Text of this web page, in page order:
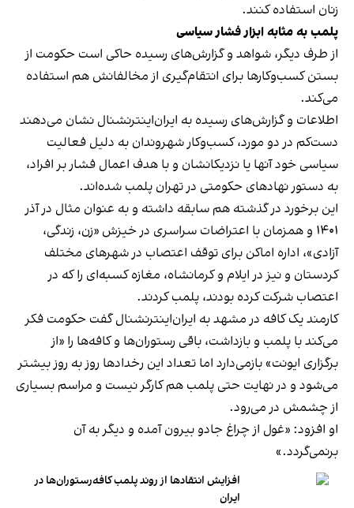
زنان استفاده کنند.
پلمب به مثابه ابزار فشار سیاسی
از طرف دیگر، شواهد و گزارش‌های رسیده حاکی است حکومت از
بستن کسب‌وکارها برای انتقام‌گیری از مخالفانش هم استفاده
می‌کند.
اطلاعات و گزارش‌های رسیده به ایران‌اینترنشنال نشان می‌دهند
دست‌کم در دو مورد، کسب‌وکار شهروندان به دلیل فعالیت
سیاسی خود آنها یا نزدیکانشان و با هدف اعمال فشار بر افراد،
به دستور نهادهای حکومتی در تهران پلمب شده‌اند.
این برخورد در گذشته هم سابقه داشته و به عنوان مثال در آذر
۱۴۰۱ و همزمان با اعتراضات سراسری در خیزش «زن، زندگی،
آزادی»، اداره اماکن برای توقف اعتصاب در شهرهای مختلف
کردستان و نیز در ایلام و کرمانشاه، مغازه کسبه‌ای را که در
اعتصاب شرکت کرده بودند، پلمب کردند.
کارمند یک کافه در مشهد به ایران‌اینترنشنال گفت حکومت فکر
می‌کند با پلمب و بازداشت، باقی رستوران‌ها و کافه‌ها را «از
برگزاری ایونت» بازمی‌دارد اما تعداد این رخدادها روز به روز بیشتر
می‌شود و در نهایت حتی پلمب هم کارگر نیست و مراسم بسیاری
از چشمش در می‌رود.
او افزود: «غول از چراغ جادو بیرون آمده و دیگر به آن
برنمی‎‌گردد.»
افزایش انتقادها از روند پلمب کافه‌رستوران‌ها در
ایران